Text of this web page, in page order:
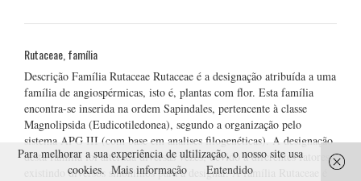
Rutaceae, família
Descrição Família Rutaceae Rutaceae é a designação atribuída a uma
família de angiospérmicas, isto é, plantas com flor. Esta família
encontra-se inserida na ordem Sapindales, pertencente à classe
Magnolipsida (Eudicotiledonea), segundo a organização pelo
sistema APG III (com base em analises filogenéticas). A designação
desta família foi alterada diversas vezes, devido a diferentes fatores,
existindo diversos sinónimos para a designar. A família Rutaceae é
Para melhorar a sua experiência de ultilização, o nosso site usa
cookies. Mais informação Entendido